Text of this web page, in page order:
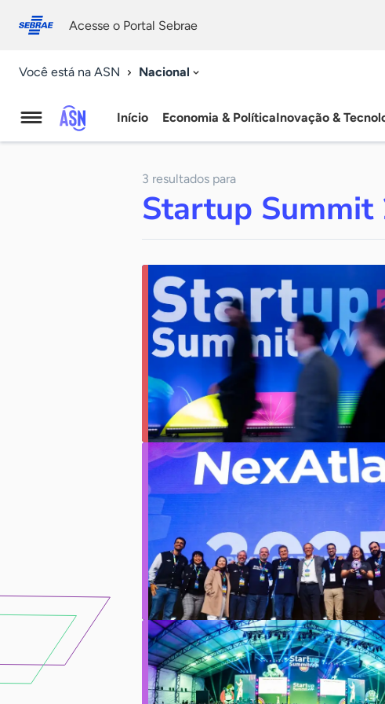
conosco
Acesse o Portal Sebrae
Você está na ASN Nacional
Agência
Notícias
Início Economia & PolíticaInovação &
3 resultados para
Startup Summit